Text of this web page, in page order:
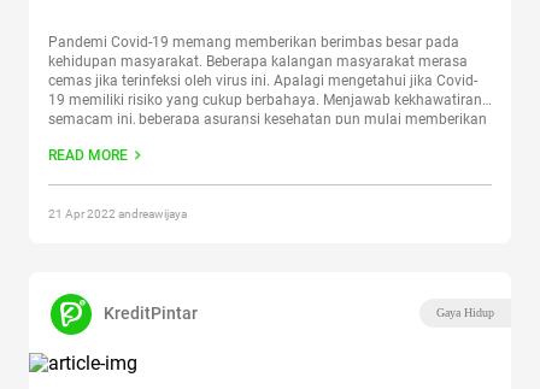
Pandemi Covid-19 memang memberikan berimbas besar pada
kehidupan masyarakat. Beberapa kalangan masyarakat merasa
cemas jika terinfeksi oleh virus ini. Apalagi mengetahui jika Covid-
19 memiliki risiko yang cukup berbahaya. Menjawab kekhawatiran
semacam ini, beberapa asuransi kesehatan pun mulai memberikan
dirasa cukup menguntungkan bagi nasabah polis asuransi
READ MORE
21 Apr 2022 andreawijaya
KreditPintar Gaya Hidup